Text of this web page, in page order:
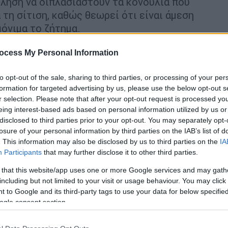
My Personal Information
opt-out of the sale, sharing to third parties, or processing of your
for targeted advertising by us, please use the below opt-out
selection. Please note that after your opt-out request is processed
interest-based ads based on personal information utilized by us
to third parties prior to your opt-out. You may separately
of your personal information by third parties on the IAB’s list of
This information may also be disclosed by us to third parties on the
Participants that may further disclose it to other third parties.
that this website/app uses one or more Google services and may
but not limited to your visit or usage behaviour. You may
to Google and its third-party tags to use your data for below
consent section.
σίτιση, καθώς θεωρεί ότι είναι άμεση
το ζήτημα.
απόπολύμηνη προσπάθειαπέτυχε, με δική
και δικά του αποθεματικά κονδύλια, τη
δωρεάν σίτισης, περίπου 2.000 επιπλέον
Δεκεμβρίου 2023.Αντιμετώπισε έτσι ένα
περιορισμένα κονδύλια που
επιχορήγηση, αλλά και στα
από το νόμο, όσον αφορά τους
Πανεπιστήμιο Μακεδονίας έχει θέσει
χωρίς δυστυχώς ανταπόκριση από
αυτής, εδώ και πάνω από δέκα χρόνια
και φοιτήτριες από τους
τις δίκαιες διαμαρτυρίες των